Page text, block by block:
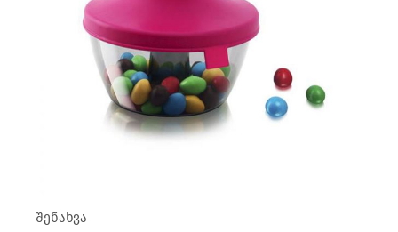
შენახვა